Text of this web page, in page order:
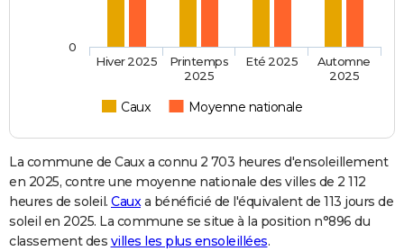
Caux Moyenne nationale
Hiver 2025
Printemps
2025
Eté 2025
Automne
2025
0
La commune de Caux a connu 2 703 heures d'ensoleillement
en 2025, contre une moyenne nationale des villes de 2 112
heures de soleil. Cauxa bénéficié de l'équivalent de 113 jours de
soleil en 2025. La commune se situe à la position n°896 du
classement des villes les plus ensoleillées.